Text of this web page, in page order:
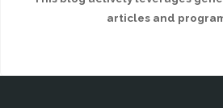
articles and